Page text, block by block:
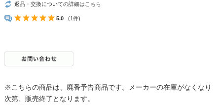
返品・交換についての詳細はこちら
5.0 (1件)
※こちらの商品は、廃番予告商品です。メーカーの在庫がなくなり
次第、販売終了となります。